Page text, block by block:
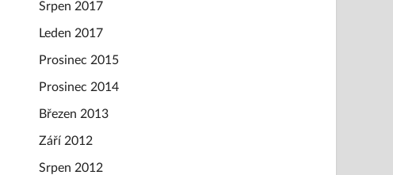
Srpen 2017
Leden 2017
Prosinec 2015
Prosinec 2014
Březen 2013
Září 2012
Srpen 2012